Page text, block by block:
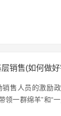
销售(如何做
售人员的激励
领一群绵羊”和“